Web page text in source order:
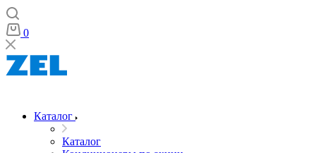
0
Каталог
Каталог